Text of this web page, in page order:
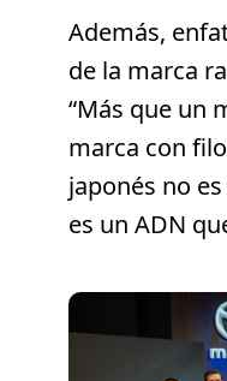
Además,
de la marca
“Más que un
marca con
japonés no
es un ADN